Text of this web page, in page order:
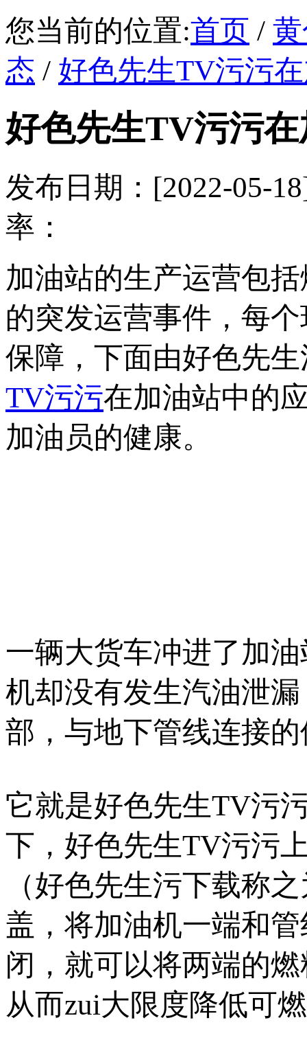
您当前的位置:首页 /
态 / 好色先生TV污污
好色先生TV污污
发布日期：[2022-05-
率：
加油站的生产运营包括燃
的突发运营事件，
保障，下面由好色
TV污污在加油站中的应
加油员的健康。
一辆大货车冲进了加油
机却没有发生汽油泄漏
部，与地下管线连接的
它就是好色先生TV污污
下，好色先生TV污污
（好色先生污下载称之
盖，将加油机一端和管
闭，就可以将两端的
从而zui大限度降低可燃风